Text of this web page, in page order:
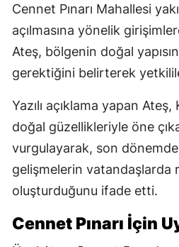
Cennet Pınarı Mahallesi
açılmasına yönelik
Ateş, bölgenin doğal
gerektiğini belirterek
Yazılı açıklama yapan
doğal güzellikleriyle öne
vurgulayarak, son
gelişmelerin vatandaşlarda
oluşturduğunu ifade etti.
Cennet Pınarı İçin